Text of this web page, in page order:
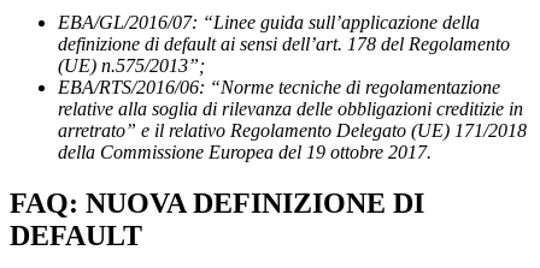
EBA/GL/2016/07: “Linee guida sull’applicazione della
definizione di default ai sensi dell’art. 178 del Regolamento
(UE) n.575/2013”;
EBA/RTS/2016/06: “Norme tecniche di regolamentazione
relative alla soglia di rilevanza delle obbligazioni creditizie in
arretrato” e il relativo Regolamento Delegato (UE) 171/2018
della Commissione Europea del 19 ottobre 2017.
FAQ: NUOVA DEFINIZIONE DI
DEFAULT